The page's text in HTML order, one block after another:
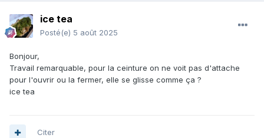
ice tea
Posté(e) 5 août 2025
Bonjour,
Travail remarquable, pour la ceinture on ne voit pas d'attache
pour l'ouvrir ou la fermer, elle se glisse comme ça ?
ice tea
Citer